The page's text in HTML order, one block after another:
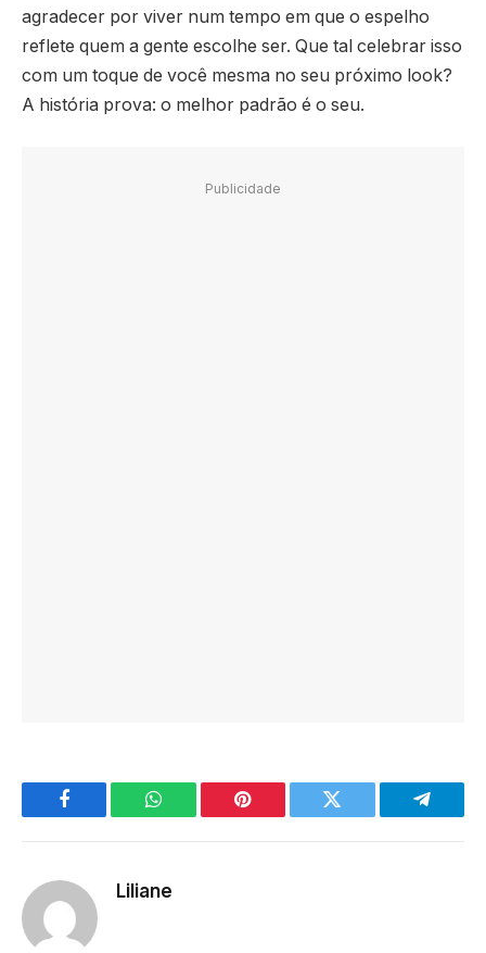
agradecer por viver num tempo em que o espelho
reflete quem a gente escolhe ser. Que tal celebrar isso
com um toque de você mesma no seu próximo look?
A história prova: o melhor padrão é o seu.
Publicidade
Facebook WhatsApp Pinterest Twitter
Liliane